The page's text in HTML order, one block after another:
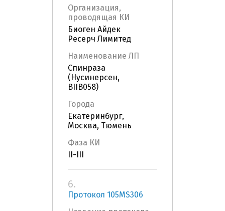
Организация,
проводящая КИ
Биоген Айдек
Ресерч Лимитед
Наименование ЛП
Спинраза
(Нусинерсен,
BIIB058)
Города
Екатеринбург,
Москва, Тюмень
Фаза КИ
II-III
6.
Протокол 105MS306